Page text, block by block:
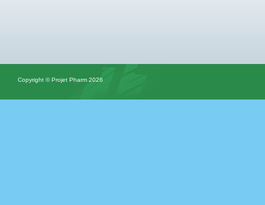
Copyright © Projet Pharm 2026